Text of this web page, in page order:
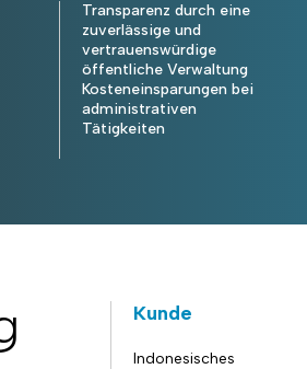
Transparenz durch eine
zuverlässige und
vertrauenswürdige
öffentliche Verwaltung
Kosteneinsparungen bei
administrativen
Tätigkeiten
Kunde
Indonesisches